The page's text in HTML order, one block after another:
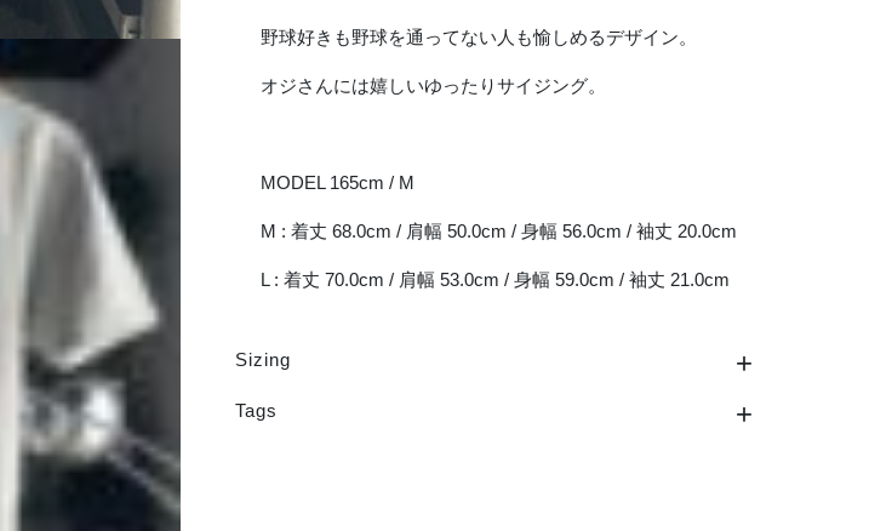
野球好きも野球を通ってない人も愉しめるデザイン。
オジさんには嬉しいゆったりサイジング。
MODEL 165cm / M
M : 着丈 68.0cm / 肩幅 50.0cm / 身幅 56.0cm / 袖丈 20.0cm
L : 着丈 70.0cm / 肩幅 53.0cm / 身幅 59.0cm / 袖丈 21.0cm
Sizing
Tags